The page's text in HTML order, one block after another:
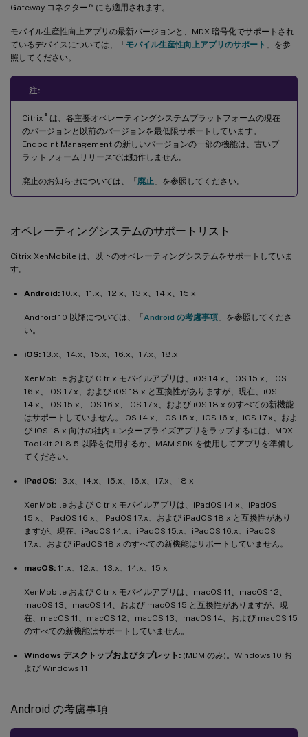
Gateway コネクター ™にも適用されます。
モバイル生産性向上アプリの最新バージョンと、MDX 暗号化でサポートされ
ているデバイスについては、「モバイル生産性向上アプリのサポート 」を参
照してください。
注:
Citrix ®は、各主要オペレーティングシステムプラットフォームの現在
のバージョンと以前のバージョンを最低限サポートしています。
Endpoint Management の新しいバージョンの一部の機能は、古いプ
ラットフォームリリースでは動作しません。
廃止のお知らせについては、「廃止 」を参照してください。
オペレーティングシステムのサポートリスト
Citrix XenMobile は、以下のオペレーティングシステムをサポートしていま
す。
Android: 10.x、11.x、12.x、13.x、14.x、15.x
Android 10 以降については、「Android の考慮事項 」を参照してくださ
い。
iOS: 13.x、14.x、15.x、16.x、17.x、18.x
XenMobile および Citrix モバイルアプリは、iOS 14.x、iOS 15.x、iOS
16.x、iOS 17.x、および iOS 18.x と互換性がありますが、現在、iOS
14.x、iOS 15.x、iOS 16.x、iOS 17.x、および iOS 18.x のすべての新機能
はサポートしていません。iOS 14.x、iOS 15.x、iOS 16.x、iOS 17.x、およ
び iOS 18.x 向けの社内エンタープライズアプリをラップするには、MDX
Toolkit 21.8.5 以降を使用するか、MAM SDK を使用してアプリを準備し
てください。
iPadOS: 13.x、14.x、15.x、16.x、17.x、18.x
XenMobile および Citrix モバイルアプリは、iPadOS 14.x、iPadOS
15.x、iPadOS 16.x、iPadOS 17.x、および iPadOS 18.x と互換性があり
ますが、現在、iPadOS 14.x、iPadOS 15.x、iPadOS 16.x、iPadOS
17.x、および iPadOS 18.x のすべての新機能はサポートしていません。
macOS: 11.x、12.x、13.x、14.x、15.x
XenMobile および Citrix モバイルアプリは、macOS 11、macOS 12、
macOS 13、macOS 14、および macOS 15 と互換性がありますが、現
在、macOS 11、macOS 12、macOS 13、macOS 14、および macOS 15
のすべての新機能はサポートしていません。
Windows デスクトップおよびタブレット: (MDM のみ)。Windows 10 お
よび Windows 11
Android の考慮事項